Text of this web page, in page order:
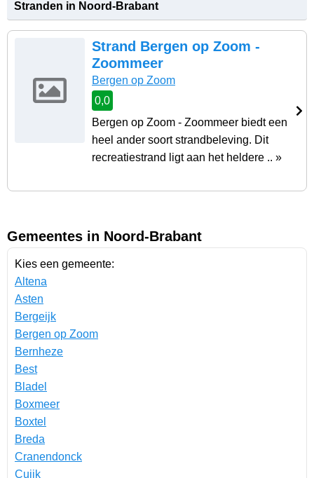
Stranden in Noord-Brabant
Strand Bergen op Zoom -
Zoommeer
Bergen op Zoom
0,0
Bergen op Zoom - Zoommeer biedt een
heel ander soort strandbeleving. Dit
recreatiestrand ligt aan het heldere .. »
Gemeentes in Noord-Brabant
Kies een gemeente:
Altena
Asten
Bergeijk
Bergen op Zoom
Bernheze
Best
Bladel
Boxmeer
Boxtel
Breda
Cranendonck
Cuijk